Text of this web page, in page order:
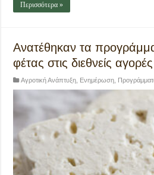
Περισσότερα »
Ανατέθηκαν τα
φέτας στις διεθνείς αγορές
Αγροτική Ανάπτυξη Ενημέρωση